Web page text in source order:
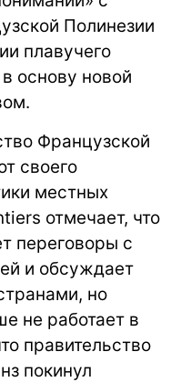
Полинезии
плавучего
основу новой
Французской
своего
местных
отмечает, что
переговоры с
и обсуждает
но
не работает в
правительство
покинул